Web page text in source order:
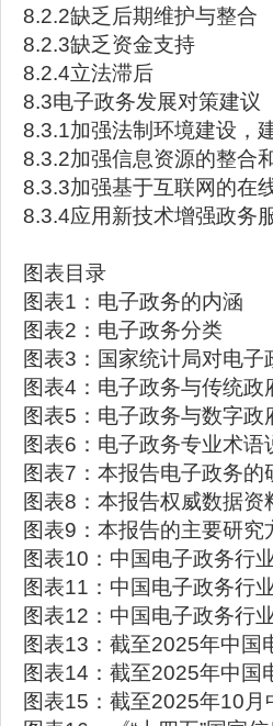
8.2.2缺乏后期维护与整合
8.2.3缺乏资金支持
8.2.4立法滞后
8.3电子政务发展对策建议
8.3.1加强法制环境建设，
8.3.2加强信息资源的整合
8.3.3加强基于互联网的在
8.3.4应用新技术增强政务
图表目录
图表1：电子政务的内涵
图表2：电子政务分类
图表3：国家统计局对电
图表4：电子政务与传统政
图表5：电子政务与数字政
图表6：电子政务专业术语
图表7：本报告电子政务的
图表8：本报告权威数据资
图表9：本报告的主要研究
图表10：中国电子政务行
图表11：中国电子政务行
图表12：中国电子政务行
图表13：截至2025年中国
图表14：截至2025年中国
图表15：截至2025年10